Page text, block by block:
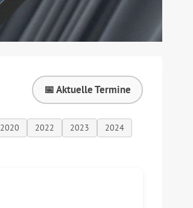
📅 Aktuelle Termine
2020 2022 2023
2024